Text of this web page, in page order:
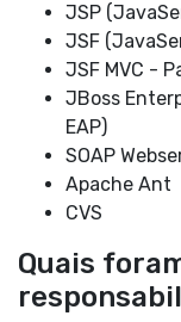
JSP
JSF
JSF MVC -
JBoss
EAP)
SOAP
Apache Ant
CVS
Quais